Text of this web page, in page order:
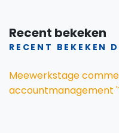
Recent bekeken
RECENT BEKEKEN
Meewerkstage
accountmanagement